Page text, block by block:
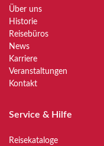
Über uns
Historie
Reisebüros
News
Karriere
Veranstaltungen
Kontakt
Service & Hilfe
Reisekataloge